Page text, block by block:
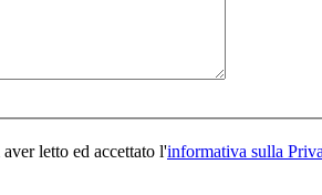
letto ed accettato l'informativa sulla